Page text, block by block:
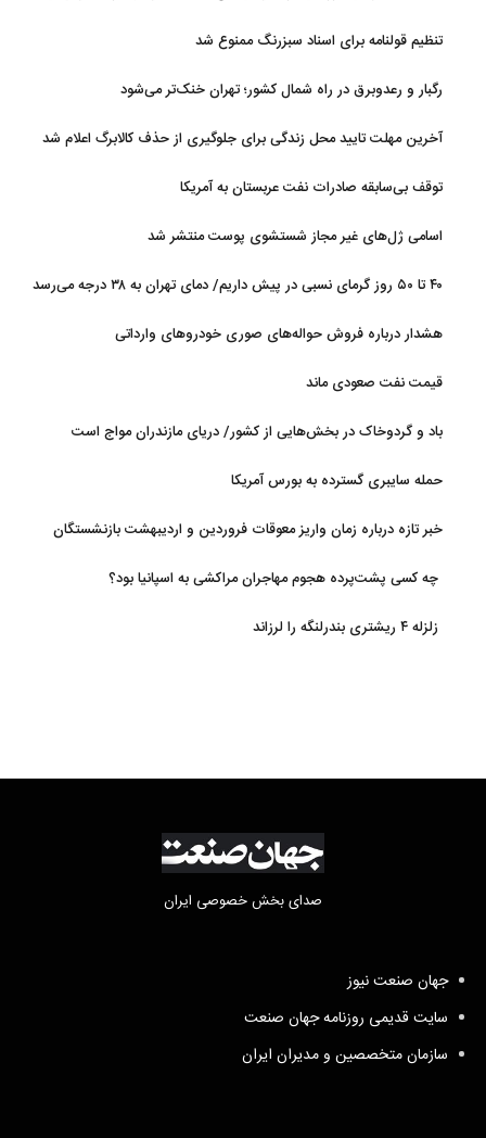
تنظیم قولنامه برای اسناد سبزرنگ ممنوع شد
رگبار و رعدوبرق در راه شمال کشور؛ تهران خنک‌تر می‌شود
آخرین مهلت تایید محل زندگی برای جلوگیری از حذف کالابرگ اعلام شد
توقف بی‌سابقه صادرات نفت عربستان به آمریکا
اسامی ژل‌های غیر مجاز شستشوی پوست منتشر شد
۴۰ تا ۵۰ روز گرمای نسبی در پیش داریم/ دمای تهران به ۳۸ درجه می‌رسد
هشدار درباره فروش حواله‌های صوری خودروهای وارداتی
قیمت نفت صعودی ماند
باد و گردوخاک در بخش‌هایی از کشور/ دریای مازندران مواج است
حمله سایبری گسترده به بورس آمریکا
خبر تازه درباره زمان واریز معوقات فروردین و اردیبهشت بازنشستگان
چه کسی پشت‌پرده هجوم مهاجران مراکشی به اسپانیا بود؟
زلزله ۴ ریشتری بندرلنگه را لرزاند
صدای بخش خصوصی ایران
جهان صنعت نیوز
سایت قدیمی روزنامه جهان صنعت
سازمان متخصصین و مدیران ایران